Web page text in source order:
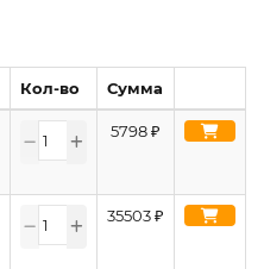
Кол-во Сумма
5798₽
35503₽